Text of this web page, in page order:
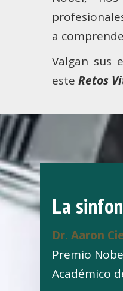
a
Valgan sus
esteRetos
La
Dr. Aaron
Premio
Académico